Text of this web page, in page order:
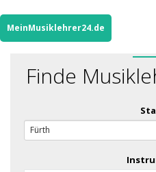
MeinMusiklehrer24.de
Finde
Fürth